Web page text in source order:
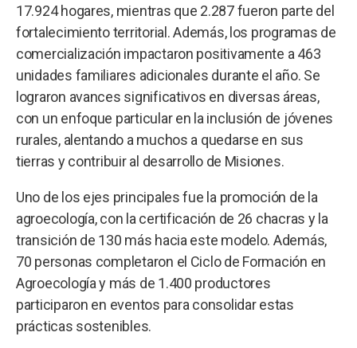
17.924 hogares, mientras que 2.287 fueron parte del
fortalecimiento territorial. Además, los programas de
comercialización impactaron positivamente a 463
unidades familiares adicionales durante el año. Se
lograron avances significativos en diversas áreas,
con un enfoque particular en la inclusión de jóvenes
rurales, alentando a muchos a quedarse en sus
tierras y contribuir al desarrollo de Misiones.
Uno de los ejes principales fue la promoción de la
agroecología, con la certificación de 26 chacras y la
transición de 130 más hacia este modelo. Además,
70 personas completaron el Ciclo de Formación en
Agroecología y más de 1.400 productores
participaron en eventos para consolidar estas
prácticas sostenibles.